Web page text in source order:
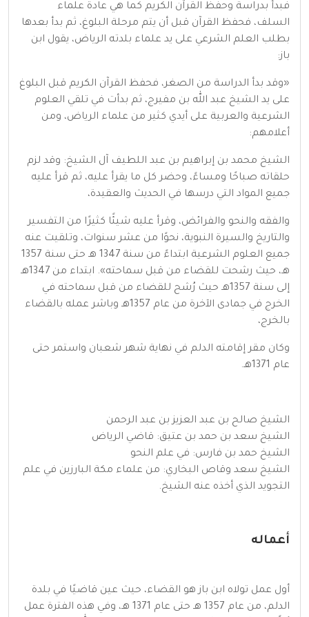
فبدأ بدراسة وحفظ القرآن الكريم كما هي عادة علماء
السلف، فحفظ القرآن قبل أن يتم مرحلة البلوغ، ثم بدأ بعدها
بطلب العلم الشرعي على يد علماء بلدته الرياض، يقول ابن
باز:
«وقد بدأ الدراسة من الصغر، فحفظ القرآن الكريم قبل البلوغ
على يد الشيخ عبد الله بن مفيرج، ثم بدأت في تلقي العلوم
الشرعية والعربية على أيدي كثير من علماء الرياض، ومن
أعلامهم:
الشيخ محمد بن إبراهيم بن عبد اللطيف آل الشيخ: وقد لزم
حلقاته صباحًا ومساءً، وحضر كل ما يقرأ عليه، ثم قرأ عليه
جميع المواد التي درسها في الحديث والعقيدة،
والفقه والنحو والفرائض، وقرأ عليه شيئًا كثيرًا من التفسير
والتاريخ والسيرة النبوية، نحوًا من عشر سنوات، وتلقيت عنه
جميع العلوم الشرعية ابتداءً من سنة 1347 هـ حتى سنة 1357
هـ، حيث رشحت للقضاء من قبل سماحته». ابتداء من 1347هـ
إلى سنة 1357هـ حيث رُشح للقضاء من قبل سماحته في
الخرج في جمادى الآخرة من عام 1357هـ وباشر عمله بالقضاء
بالخرج،
وكان مقر إقامته الدلم في نهاية شهر شعبان واستمر حتى
عام 1371هـ.
الشيخ صالح بن عبد العزيز بن عبد الرحمن
الشيخ سعد بن حمد بن عتيق: قاضي الرياض
الشيخ حمد بن فارس: في علم النحو
الشيخ سعد وقاص البخاري: من علماء مكة البارزين في علم
التجويد الذي أخذه عنه الشيخ.
أعماله
أول عمل تولاه ابن باز هو القضاء، حيث عين قاضيًا في بلدة
الدلم، من عام 1357 هـ حتى عام 1371 هـ، وفي هذه الفترة عمل